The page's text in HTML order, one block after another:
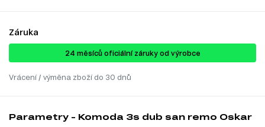
Záruka
24 ​​​​měsíců oficiální záruky od výrobce
Vrácení / výměna zboží do 30 dnů
Parametry - Komoda 3s dub san remo Oskar